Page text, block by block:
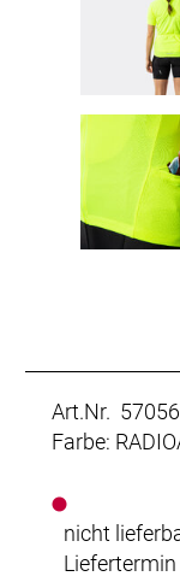
Art.Nr.
Farbe:
nicht
Liefertermin